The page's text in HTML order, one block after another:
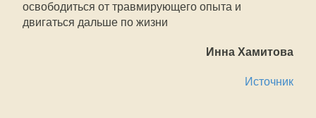
освободиться от травмирующего опыта и
двигаться дальше по жизни
Инна Хамитова
Источник